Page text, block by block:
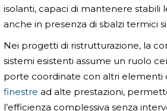
isolanti, capaci di mantenere stabili
anche in presenza di sbalzi termici
Nei progetti di ristrutturazione, la
sistemi esistenti assume un ruolo
porte coordinate con altri elementi
finestre ad alte prestazioni,
l’efficienza complessiva senza